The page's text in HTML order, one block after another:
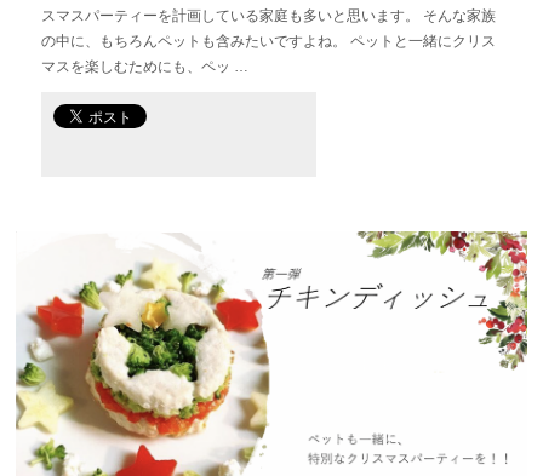
スマスパーティーを計画している家庭も多いと思います。 そんな家族
の中に、もちろんペットも含みたいですよね。 ペットと一緒にクリス
マスを楽しむためにも、ペッ …